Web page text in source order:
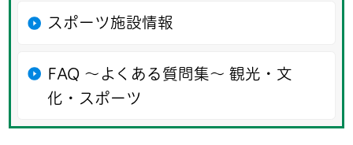
スポーツ施設情報
FAQ ～よくある質問集～ 観光・文
化・スポーツ